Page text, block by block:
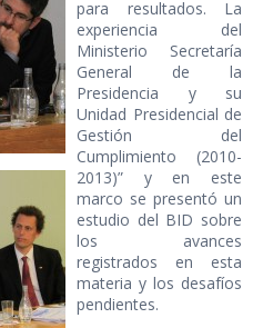
para resultados. La
experiencia del
Ministerio Secretaría
General de la
Presidencia y su
Unidad Presidencial de
Gestión del
Cumplimiento (2010-
2013)” y en este
marco se presentó un
estudio del BID sobre
los avances
registrados en esta
materia y los desafíos
pendientes.